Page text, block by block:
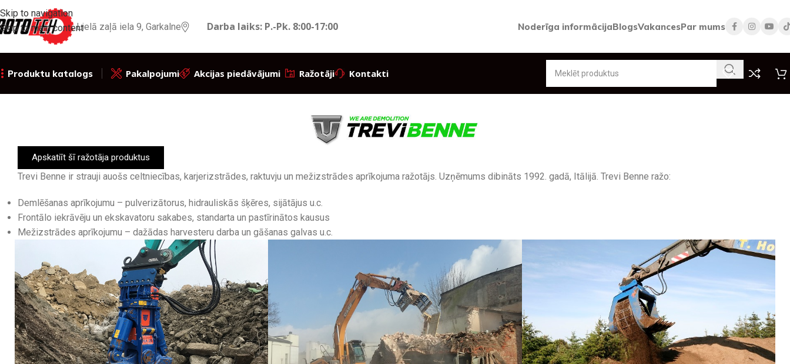
Skip to navigation
Skip to main contentLielā zaļā iela 9, Garkalne Darba laiks: P.-Pk. 8:00-17:00 Noderīga informācijaBlogsVakancesPar mums
Produktu katalogs Pakalpojumi Akcijas piedāvājumi Ražotāji Kontakti
Apskatiīt šī ražotāja produktus
Trevi Benne ir strauji auošs celtniecības, karjerizstrādes, raktuvju un mežizstrādes aprīkojuma ražotājs. Uzņēmums dibināts 1992. gadā, Itālijā. Trevi Benne ražo:
Demlēšanas aprīkojumu – pulverizātorus, hidrauliskās šķēres, sijātājus u.c.
Frontālo iekrāvēju un ekskavatoru sakabes, standarta un pastīrinātos kausus
Mežizstrādes aprīkojumu – dažādas harvesteru darba un gāšanas galvas u.c.